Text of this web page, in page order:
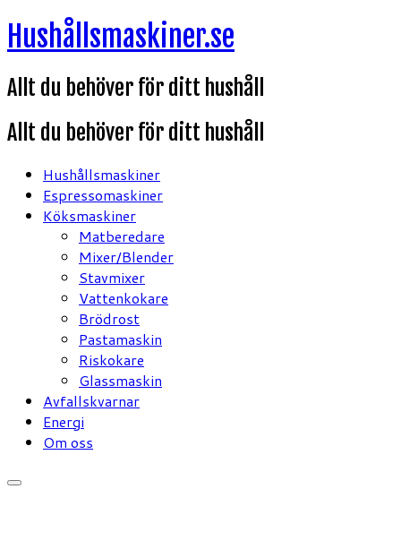
Hoppa
till
Hushållsmaskiner.se
Allt du behöver för ditt hushåll
Allt du behöver för ditt hushåll
Hushållsmaskiner
Espressomaskiner
Köksmaskiner
Matberedare
Mixer/Blender
Stavmixer
Vattenkokare
Brödrost
Pastamaskin
Riskokare
Glassmaskin
Avfallskvarnar
Energi
Om oss